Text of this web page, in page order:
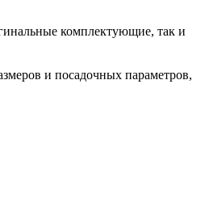
комплектующие, так и
и посадочных параметров,